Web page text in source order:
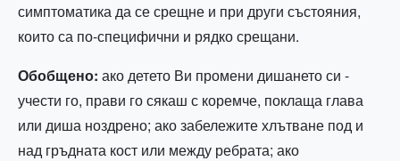
симптоматика да се срещне и при други състояния,
които са по-специфични и рядко срещани.
Обобщено: ако детето Ви промени дишането си -
учести го, прави го сякаш с коремче, поклаща глава
или диша ноздрено; ако забележите хлътване под и
над гръдната кост или между ребрата; ако